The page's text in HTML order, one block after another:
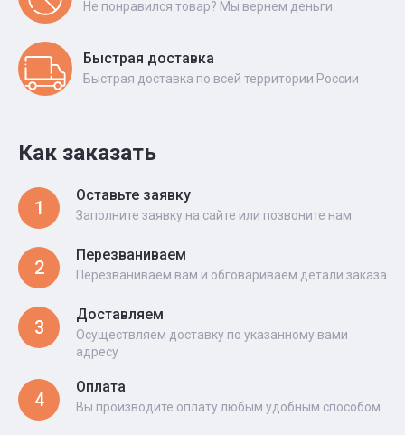
Не понравился товар? Мы вернем деньги
Быстрая доставка
Быстрая доставка по всей территории России
Как заказать
1
Оставьте заявку
Заполните заявку на сайте или позвоните нам
2
Перезваниваем
Перезваниваем вам и обговариваем детали заказа
3
Доставляем
Осуществляем доставку по указанному вами
адресу
4
Оплата
Вы производите оплату любым удобным способом